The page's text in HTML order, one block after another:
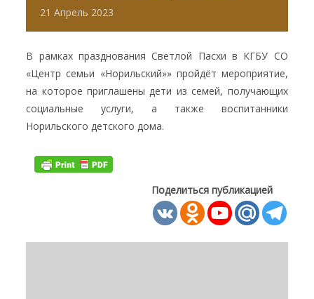
21 Апрель 2023
В рамках празднования Светлой Пасхи в КГБУ СО
«Центр семьи «Норильский»» пройдёт мероприятие,
на которое приглашены дети из семей, получающих
социальные услуги, а также воспитанники
Норильского детского дома.
Поделиться публикацией